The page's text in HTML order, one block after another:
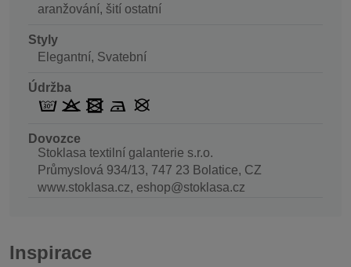
aranžování, šití ostatní
Styly
Elegantní, Svatební
Údržba
Dovozce
Stoklasa textilní galanterie s.r.o.
Průmyslová 934/13, 747 23 Bolatice, CZ
www.stoklasa.cz, eshop@stoklasa.cz
Inspirace